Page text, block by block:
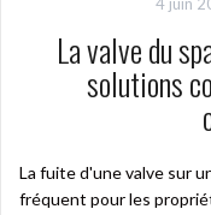
La valve du
solutions
La fuite d'une valve sur
fréquent pour les